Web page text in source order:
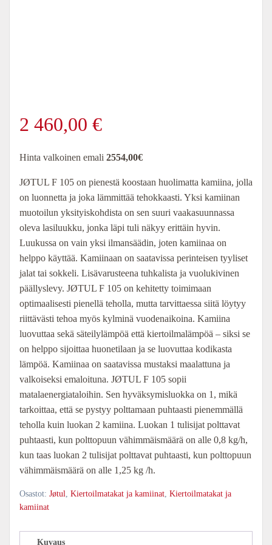
2 460,00 €
Hinta valkoinen emali 2554,00€
JØTUL F 105 on pienestä koostaan huolimatta kamiina, jolla
on luonnetta ja joka lämmittää tehokkaasti. Yksi kamiinan
muotoilun yksityiskohdista on sen suuri vaakasuunnassa
oleva lasiluukku, jonka läpi tuli näkyy erittäin hyvin.
Luukussa on vain yksi ilmansäädin, joten kamiinaa on
helppo käyttää. Kamiinaan on saatavissa perinteisen tyyliset
jalat tai sokkeli. Lisävarusteena tuhkalista ja vuolukivinen
päällyslevy. JØTUL F 105 on kehitetty toimimaan
optimaalisesti pienellä teholla, mutta tarvittaessa siitä löytyy
riittävästi tehoa myös kylminä vuodenaikoina. Kamiina
luovuttaa sekä säteilylämpöä että kiertoilmalämpöä – siksi se
on helppo sijoittaa huonetilaan ja se luovuttaa kodikasta
lämpöä. Kamiinaa on saatavissa mustaksi maalattuna ja
valkoiseksi emaloituna. JØTUL F 105 sopii
matalaenergiataloihin. Sen hyväksymisluokka on 1, mikä
tarkoittaa, että se pystyy polttamaan puhtaasti pienemmällä
teholla kuin luokan 2 kamiina. Luokan 1 tulisijat polttavat
puhtaasti, kun polttopuun vähimmäismäärä on alle 0,8 kg/h,
kun taas luokan 2 tulisijat polttavat puhtaasti, kun polttopuun
vähimmäismäärä on alle 1,25 kg /h.
Osastot: Jøtul, Kiertoilmatakat ja kamiinat, Kiertoilmatakat ja
kamiinat
Kuvaus